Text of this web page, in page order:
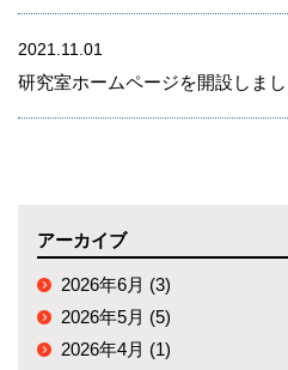
2021.11.01
研究室ホームページを開設しまし
アーカイブ
2026年6月 (3)
2026年5月 (5)
2026年4月 (1)